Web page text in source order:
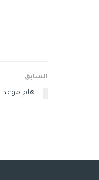
السابق
هام موعد